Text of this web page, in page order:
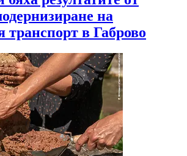
на
транспорт в Габрово